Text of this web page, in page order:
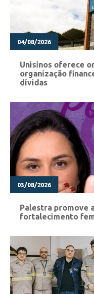
04/08/2026
Unisinos oferece
organização
dívidas
03/08/2026
Palestra promove
fortalecimento